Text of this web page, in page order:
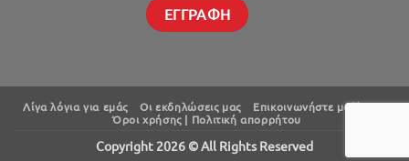
Λίγα λόγια για εμάς Oι εκδηλώσεις μας
Επικοινωνήστε μαζί μας
Όροι χρήσης | Πολιτική απορρήτου
Copyright 2026 © All Rights Reserved